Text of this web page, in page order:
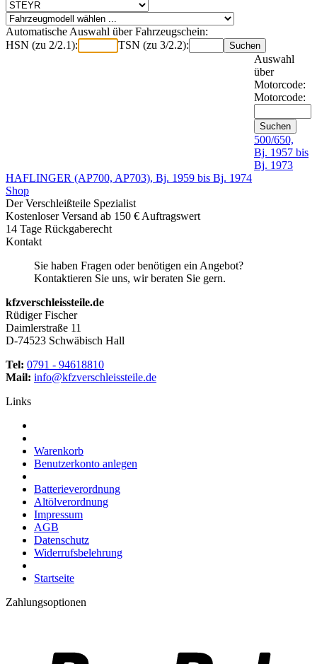
Automatische Auswahl über Fahrzeugschein:
HSN (zu 2/2.1):
TSN (zu 3/2.2):
Auswahl
über
Motorcode:
Motorcode:
500/650,
Bj. 1957 bis
Bj. 1973
HAFLINGER (AP700, AP703), Bj. 1959 bis Bj. 1974
Shop
Der Verschleißteile Spezialist
Kostenloser Versand ab 150 € Auftragswert
14 Tage Rückgaberecht
Kontakt
Sie haben Fragen oder benötigen ein Angebot?
Kontaktieren Sie uns, wir beraten Sie gern.
kfzverschleissteile.de
Rüdiger Fischer
Daimlerstraße 11
D-74523 Schwäbisch Hall
Tel: 0791 - 94618810
Mail: info@kfzverschleissteile.de
Links
Warenkorb
Benutzerkonto anlegen
Batterieverordnung
Altölverordnung
Impressum
AGB
Datenschutz
Widerrufsbelehrung
Startseite
Zahlungsoptionen